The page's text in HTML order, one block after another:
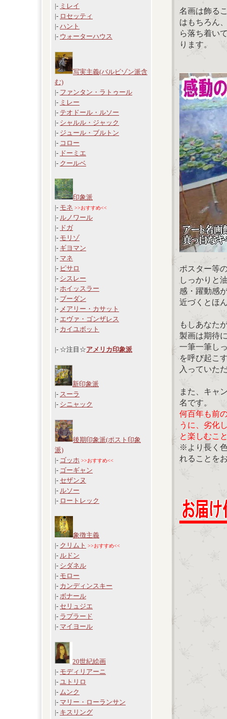
|- ミレイ
|- ロセッティ
|- ハント
|- ウォーターハウス
写実主義(バルビゾン派含
む)
|- ファンタン・ラトゥール
|- ミレー
|- テオドール・ルソー
|- シャルル・ジャック
|- ジュール・ブルトン
|- コロー
|- ドーミエ
|- クールベ
印象派
|- モネ >>おすすめ<<
|- ルノワール
|- ドガ
|- モリゾ
|- ギヨマン
|- マネ
|- ピサロ
|- シスレー
|- ホイッスラー
|- ブーダン
|- メアリー・カサット
|- エヴァ・ゴンザレス
|- カイユボット
|- ☆注目☆アメリカ印象派
新印象派
|- スーラ
|- シニャック
後期印象派(ポスト印象
派)
|- ゴッホ >>おすすめ<<
|- ゴーギャン
|- セザンヌ
|- ルソー
|- ロートレック
象徴主義
|- クリムト >>おすすめ<<
|- ルドン
|- シダネル
|- モロー
|- カンディンスキー
|- ボナール
|- セリュジエ
|- ラプラード
|- マイヨール
20世紀絵画
|- モディリアーニ
|- ユトリロ
|- ムンク
|- マリー・ローランサン
|- キスリング
名画は飾る
はもちろん
ら落ち着い
ります。
ポスター等
しっかりと
感・躍動感
近づくとほ
もしあなた
製画は期待
一筆一筆し
を呼び起こ
入っていた
また、キャ
名です。
何百年も前
うに、劣化
と楽しむこ
※より長く
れることを